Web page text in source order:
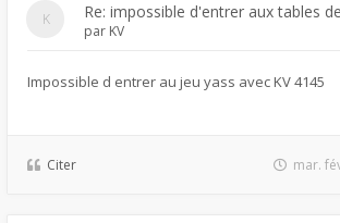
Re: impossible d'entrer aux tables
par KV
Impossible d entrer au jeu yass avec KV 4145
Citer mar.